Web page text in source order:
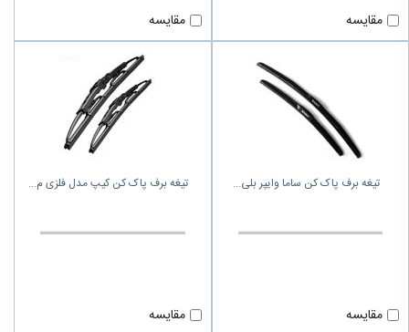
مقایسه مقایسه
تیغه برف پاک کن ساما وایپر بلی
مقایسه
تیغه برف پاک کن کیپ مدل فلزی م
مقایسه